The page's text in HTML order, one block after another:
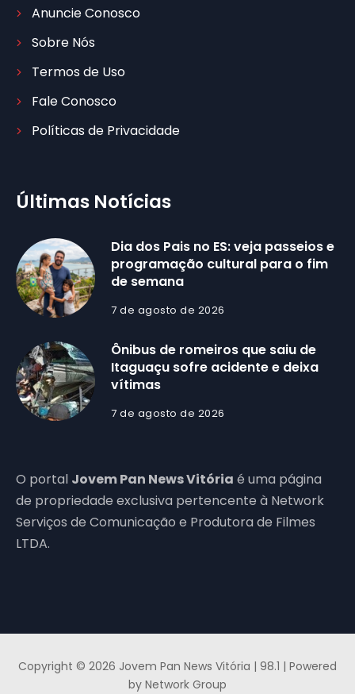
Anuncie Conosco
Sobre Nós
Termos de Uso
Fale Conosco
Políticas de Privacidade
Últimas Notícias
Dia dos Pais no ES: veja passeios e
programação cultural para o fim
de semana
7 de agosto de 2026
Ônibus de romeiros que saiu de
Itaguaçu sofre acidente e deixa
vítimas
7 de agosto de 2026
O portal Jovem Pan News Vitória é uma página
de propriedade exclusiva pertencente à Network
Serviços de Comunicação e Produtora de Filmes
LTDA.
Copyright © 2026 Jovem Pan News Vitória | 98.1 | Powered
by Network Group